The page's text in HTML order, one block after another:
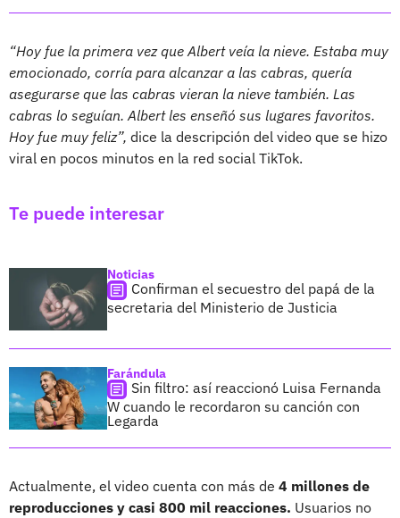
“Hoy fue la primera vez que Albert veía la nieve. Estaba muy
emocionado, corría para alcanzar a las cabras, quería
asegurarse que las cabras vieran la nieve también. Las
cabras lo seguían. Albert les enseñó sus lugares favoritos.
Hoy fue muy feliz”, dice la descripción del video que se hizo
viral en pocos minutos en la red social TikTok.
Te puede interesar
Noticias
Confirman el secuestro del papá de la
secretaria del Ministerio de Justicia
Farándula
Sin filtro: así reaccionó Luisa Fernanda
W cuando le recordaron su canción con
Legarda
Actualmente, el video cuenta con más de 4 millones de
reproducciones y casi 800 mil reacciones. Usuarios no